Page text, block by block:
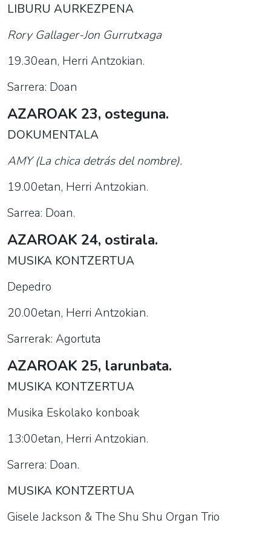
LIBURU AURKEZPENA
Rory Gallager-Jon Gurrutxaga
19.30ean, Herri Antzokian.
Sarrera: Doan
AZAROAK 23, osteguna.
DOKUMENTALA
AMY (La chica detrás del nombre).
19.00etan, Herri Antzokian.
Sarrea: Doan.
AZAROAK 24, ostirala.
MUSIKA KONTZERTUA
Depedro
20.00etan, Herri Antzokian.
Sarrerak: Agortuta
AZAROAK 25, larunbata.
MUSIKA KONTZERTUA
Musika Eskolako konboak
13:00etan, Herri Antzokian.
Sarrera: Doan.
MUSIKA KONTZERTUA
Gisele Jackson & The Shu Shu Organ Trio